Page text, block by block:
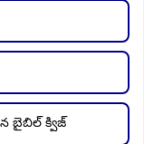
బైబిల్ క్విజ్